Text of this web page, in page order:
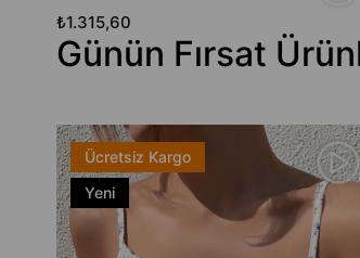
₺1.315,60
Günün Fırsat
Ücretsiz Kargo
Yeni
Ürün